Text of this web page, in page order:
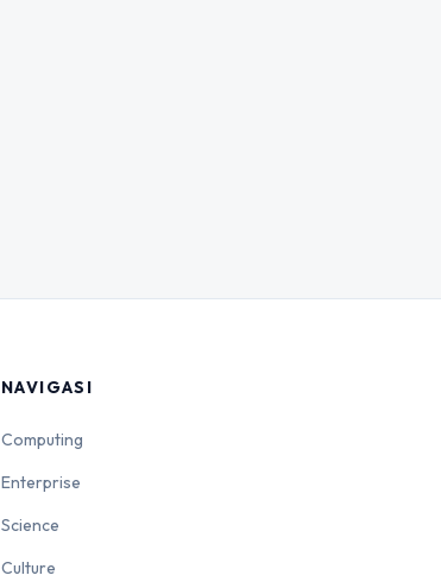
NAVIGASI
Computing
Enterprise
Science
Culture